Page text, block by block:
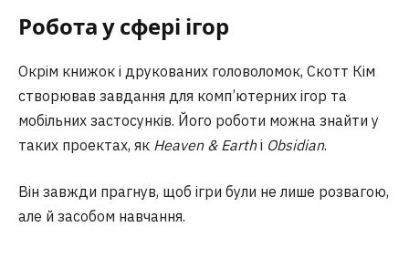
Робота у сфері ігор
Окрім книжок і друкованих головоломок, Скотт Кім
створював завдання для комп’ютерних ігор та
мобільних застосунків. Його роботи можна знайти у
таких проектах, як Heaven & Earthі Obsidian.
Він завжди прагнув, щоб ігри були не лише розвагою,
але й засобом навчання.